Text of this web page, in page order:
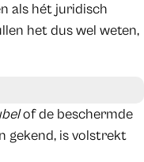
als hét juridisch
het dus wel weten,
of de beschermde
gekend, is volstrekt